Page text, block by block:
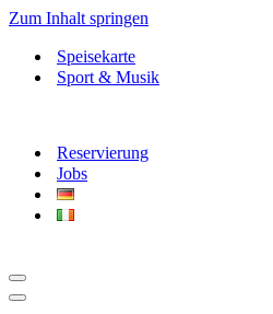
Zum Inhalt springen
Speisekarte
Sport & Musik
Reservierung
Jobs
Navigationsmenü
Navigationsmenü